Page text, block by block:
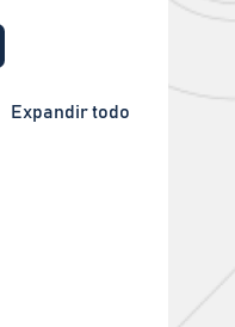
cursos
Expandir todo